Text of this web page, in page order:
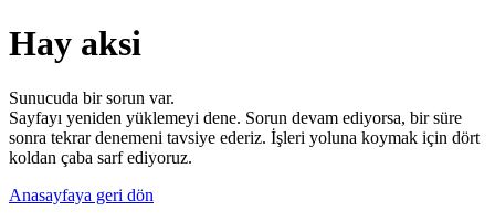
Hay aksi
Sunucuda bir sorun var.
Sayfayı yeniden yüklemeyi dene. Sorun devam ediyorsa, bir süre
sonra tekrar denemeni tavsiye ederiz. İşleri yoluna koymak için dört
koldan çaba sarf ediyoruz.
Anasayfaya geri dön